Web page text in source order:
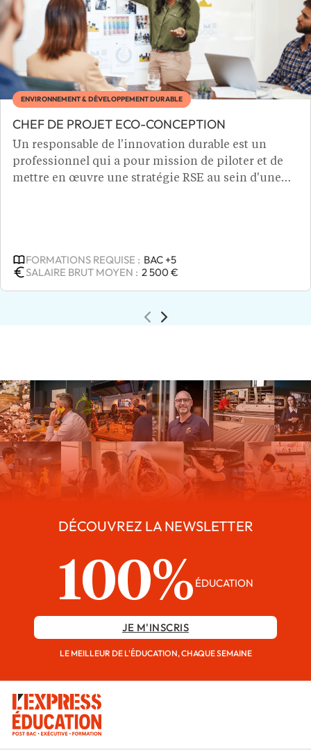
ENVIRONNEMENT & DÉVELOPPEMENT DURABLE
CHEF DE PROJET ECO-CONCEPTION
Un responsable de l'innovation durable est un
professionnel qui a pour mission de piloter et de
mettre en œuvre une stratégie RSE au sein d'une
identifie les tendances de marché ou besoins
sociétaux. Ce spécialiste du marketing responsable
l'innovation et introduit des indicateurs de
l’innovation durable, un diplôme d'ingénieur de
niveau bac +5, est nécessaire.
FORMATIONS REQUISE : BAC +5
SALAIRE BRUT MOYEN : 2 500 €
DÉCOUVREZ LA NEWSLETTER
100% ÉDUCATION
JE M'INSCRIS
LE MEILLEUR DE L'ÉDUCATION, CHAQUE SEMAINE